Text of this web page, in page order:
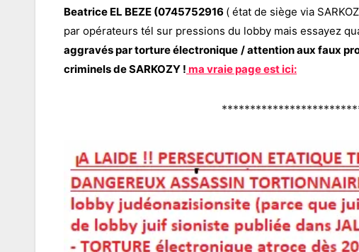
Beatrice EL BEZE (0745752916 ( état de siège via
par opérateurs tél sur pressions du lobby mais essayez
aggravés par torture électronique / attention aux faux
criminels de SARKOZY ! ma vraie page est ici: